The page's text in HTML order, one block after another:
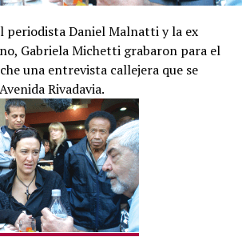
periodista Daniel Malnatti y la ex
Gabriela Michetti grabaron para el
una entrevista callejera que se
Rivadavia.